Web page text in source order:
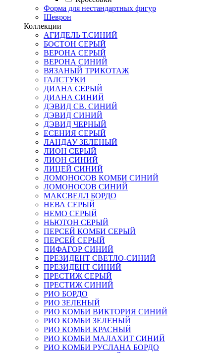
Форма для нестандартных фигур
Шеврон
Коллекции
АГИДЕЛЬ Т.СИНИЙ
БОСТОН СЕРЫЙ
ВЕРОНА СЕРЫЙ
ВЕРОНА СИНИЙ
ВЯЗАНЫЙ ТРИКОТАЖ
ГАЛСТУКИ
ДИАНА СЕРЫЙ
ДИАНА СИНИЙ
ДЭВИД СВ. СИНИЙ
ДЭВИД СИНИЙ
ДЭВИД ЧЕРНЫЙ
ЕСЕНИЯ СЕРЫЙ
ЛАНДАУ ЗЕЛЕНЫЙ
ЛИОН СЕРЫЙ
ЛИОН СИНИЙ
ЛИЦЕЙ СИНИЙ
ЛОМОНОСОВ КОМБИ СИНИЙ
ЛОМОНОСОВ СИНИЙ
МАКСВЕЛЛ БОРДО
НЕВА СЕРЫЙ
НЕМО СЕРЫЙ
НЬЮТОН СЕРЫЙ
ПЕРСЕЙ КОМБИ СЕРЫЙ
ПЕРСЕЙ СЕРЫЙ
ПИФАГОР СИНИЙ
ПРЕЗИДЕНТ СВЕТЛО-СИНИЙ
ПРЕЗИДЕНТ СИНИЙ
ПРЕСТИЖ СЕРЫЙ
ПРЕСТИЖ СИНИЙ
РИО БОРДО
РИО ЗЕЛЕНЫЙ
РИО КОМБИ ВИКТОРИЯ СИНИЙ
РИО КОМБИ ЗЕЛЕНЫЙ
РИО КОМБИ КРАСНЫЙ
РИО КОМБИ МАЛАХИТ СИНИЙ
РИО КОМБИ РУСЛАНА БОРДО